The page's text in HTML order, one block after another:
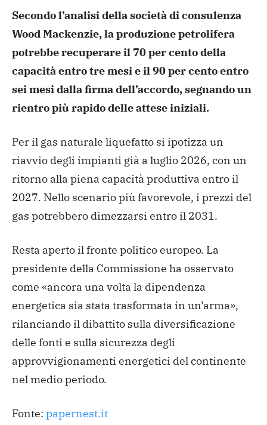
Secondo l’analisi della società di consulenza
Wood Mackenzie, la produzione petrolifera
potrebbe recuperare il 70 per cento della
capacità entro tre mesi e il 90 per cento entro
sei mesi dalla firma dell’accordo, segnando un
rientro più rapido delle attese iniziali.
Per il gas naturale liquefatto si ipotizza un
riavvio degli impianti già a luglio 2026, con un
ritorno alla piena capacità produttiva entro il
2027. Nello scenario più favorevole, i prezzi del
gas potrebbero dimezzarsi entro il 2031.
Resta aperto il fronte politico europeo. La
presidente della Commissione ha osservato
come «ancora una volta la dipendenza
energetica sia stata trasformata in un’arma»,
rilanciando il dibattito sulla diversificazione
delle fonti e sulla sicurezza degli
approvvigionamenti energetici del continente
nel medio periodo.
Fonte: papernest.it